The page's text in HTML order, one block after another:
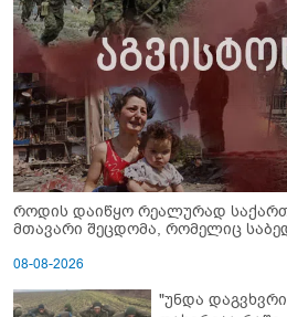
როდის დაიწყო რეალურად
მთავარი შეცდომა, რომელიც
08-08-2026
"უნდა